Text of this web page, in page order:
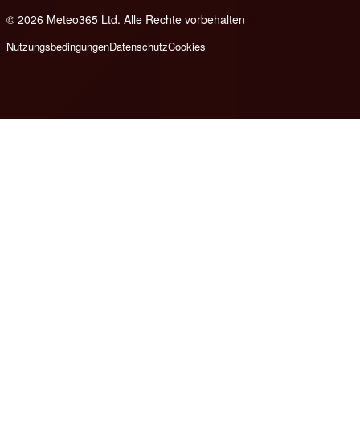
© 2026 Meteo365 Ltd. Alle Rechte vorbehalten
NutzungsbedingungenDatenschutzCookies